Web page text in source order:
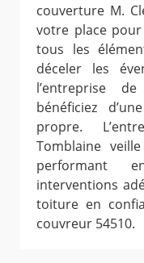
couverture M.
votre place
tous les
déceler les
l’entreprise
bénéficiez
propre.
Tomblaine
performant
interventions
toiture en
couvreur 54510.